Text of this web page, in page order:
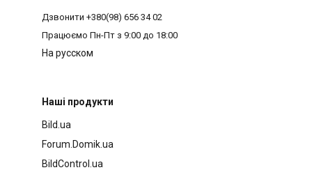
Дзвонити +380(98) 656 34 02
Працюємо Пн-Пт з 9:00 до 18:00
На русском
Наші продукти
Bild.ua
Forum.Domik.ua
BildControl.ua